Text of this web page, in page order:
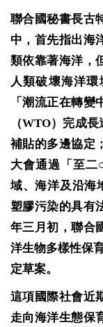
聯合國秘書長古
中，首先指出海
類依靠著海洋，
人類破壞海洋
「潮流正在轉
（WTO）完成
補貼的多邊協定
大會通過「至
域、海洋及沿海
塑膠污染的具有
年三月初，聯合
洋生物多樣性保
定草案。
這項國際社會近
走向海洋生態保